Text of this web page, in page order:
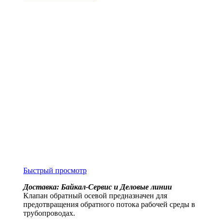
Быстрый просмотр
Доставка: Байкал-Сервис и Деловые линии
Клапан обратный осевой предназначен для
предотвращения обратного потока рабочей среды в
трубопроводах.